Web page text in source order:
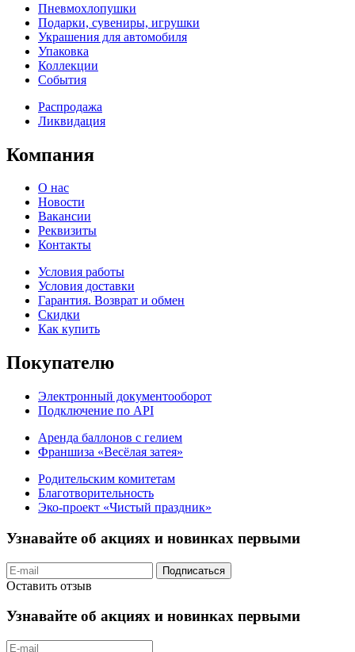
Пневмохлопушки
Подарки, сувениры, игрушки
Украшения для автомобиля
Упаковка
Коллекции
События
Распродажа
Ликвидация
Компания
О нас
Новости
Вакансии
Реквизиты
Контакты
Условия работы
Условия доставки
Гарантия. Возврат и обмен
Скидки
Как купить
Покупателю
Электронный документооборот
Подключение по API
Аренда баллонов с гелием
Франшиза «Весёлая затея»
Родительским комитетам
Благотворительность
Эко-проект «Чистый праздник»
Узнавайте об акциях и новинках первыми
Подписаться
Оставить отзыв
Узнавайте об акциях и новинках первыми